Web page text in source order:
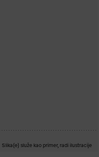
Slika(e) služe kao primer, radi ilustracije